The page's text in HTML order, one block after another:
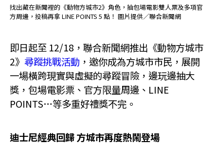
找出藏在新聞裡的《動物方城市2》角色，抽包場電影雙人票及多項官
方周邊，投稿再拿 LINE POINTS 5 點！ 圖片提供／聯合新聞網
即日起至 12/18，聯合新聞網推出《動物方城市
2》 尋蹤挑戰活動 ，邀你成為方城市市民，展開
一場橫跨現實與虛擬的尋蹤冒險，邊玩邊抽大
獎，包場電影票、官方限量周邊、LINE
POINTS…等多重好禮獎不完。
迪士尼經典回歸 方城市再度熱鬧登場